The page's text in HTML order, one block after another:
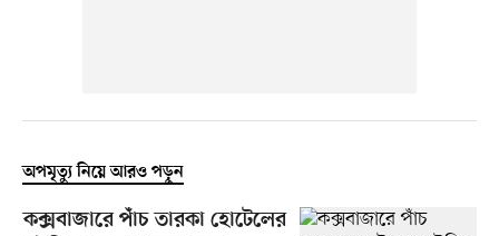
অপমৃত্যু নিয়ে আরও পড়ুন
কক্সবাজারে পাঁচ তারকা হোটেলের